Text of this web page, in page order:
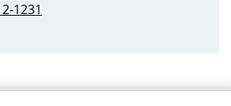
1231